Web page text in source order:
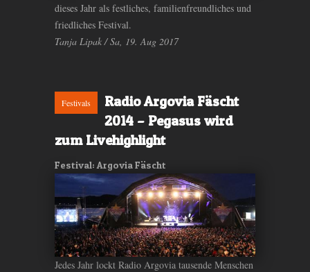
dieses Jahr als festliches, familienfreundliches und
friedliches Festival.
Tanja Lipak / Sa, 19. Aug 2017
Festivals
Radio Argovia Fäscht
2014 – Pegasus wird
zum Livehighlight
Festival: Argovia Fäscht
Jedes Jahr lockt Radio Argovia tausende Menschen